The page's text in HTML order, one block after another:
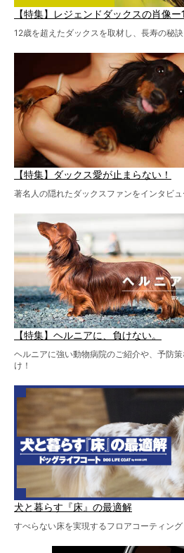
【特集】レジェンドダックスの肖像
12歳を超えたダックスを取材し、長寿の秘訣
【特集】ダックス愛が止まらない！
著名人の隠れたダックスファンをインタビュ
【特集】ヘルニアに、負けない。
ヘルニアに強い動物病院のご紹介や、予防
け！
犬と暮らす『床』の最適解
すべらない床を実現するフロアコーティング